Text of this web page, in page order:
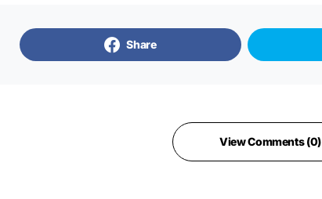
Share
View Comments (0)